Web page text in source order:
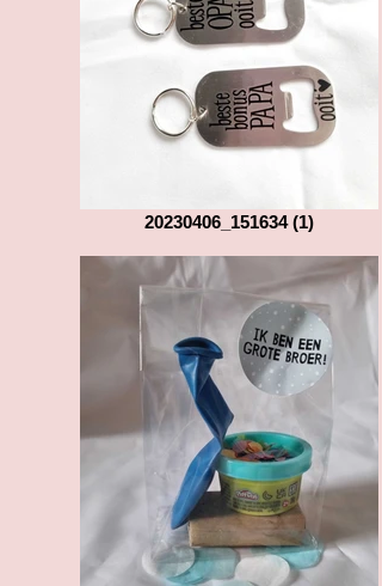
20230406_151634 (1)